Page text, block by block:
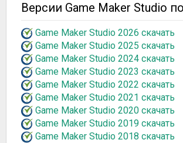
Версии Game Maker Studio
Game Maker Studio 2026 скачать
Game Maker Studio 2025 скачать
Game Maker Studio 2024 скачать
Game Maker Studio 2023 скачать
Game Maker Studio 2022 скачать
Game Maker Studio 2021 скачать
Game Maker Studio 2020 скачать
Game Maker Studio 2019 скачать
Game Maker Studio 2018 скачать